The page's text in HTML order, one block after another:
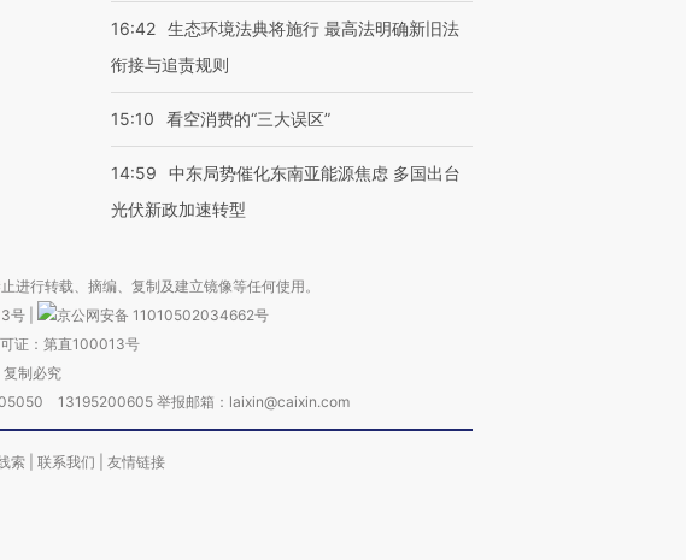
16:42 生态环境法典将施行 最高法明确新旧法
衔接与追责规则
15:10 看空消费的“三大误区”
14:59
中东局势催化东南亚能源焦虑 多国出台
光伏新政加速转型
行转载、摘编、复制及建立镜像等任何使用。
号
京公网安备 11010502034662号
证：第直100013号
制必究
13195200605 举报邮箱：laixin@caixin.com
索 联系我们 友情链接